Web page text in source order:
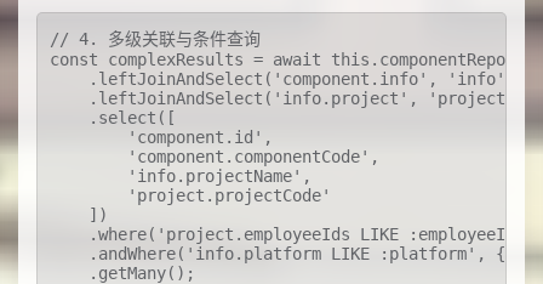
// 4. 多级关联与条件查询
const complexResults = await
    .leftJoinAndSelect('component.info', 'info')
    .leftJoinAndSelect('info.project', 'project')
    .select([
        'component.id',
        'component.componentCode',
        'info.projectName',
        'project.projectCode'
    ])
.where('project.employeeIds LIKE :employeeId',
.andWhere('info.platform LIKE :platform', {
    .getMany();